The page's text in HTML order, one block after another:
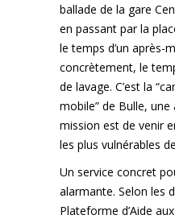
ballade de la gare
en passant par la
le temps d’un après-
concrètement, le
de lavage. C’est la
mobile” de Bulle,
mission est de venir
les plus vulnérables
Un service concret
alarmante. Selon les
Plateforme d’Aide